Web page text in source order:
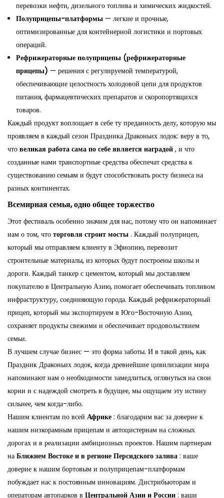
перевозки нефти, дизельного топлива и химических жидкостей.
Полуприцепы-платформы— легкие и прочные,
оптимизированные для контейнерной логистики и портовых
операций.
Рефрижераторные полуприцепы (рефрижераторные
прицепы) — решения с регулируемой температурой,
обеспечивающие целостность холодовой цепи для продуктов
питания, фармацевтических препаратов и скоропортящихся
товаров.
Каждый продукт воплощает в себе ту преданность делу, которую мы
проявляем в каждый сезон Праздника Драконьих лодок: веру в то,
что великая работа сама по себе является наградой , и что
созданные нами транспортные средства обеспечат средства к
существованию семьям и будут способствовать росту бизнеса на
разных континентах.
Всемирная семья, одно общее торжество
Этот фестиваль особенно значим для нас, потому что он напоминает
нам о том, что торговля строит мосты . Каждый полуприцеп,
который мы отправляем клиенту в Эфиопию, перевозит
строительные материалы, из которых будут построены школы и
дороги. Каждый танкер с цементом, который мы доставляем
покупателю в Центральную Азию, помогает обеспечивать топливом
инфраструктуру, соединяющую города. Каждый рефрижераторный
прицеп, который мы экспортируем в Юго-Восточную Азию,
сохраняет продукты свежими и обеспечивает продовольствием
семьи.
В лучшем случае бизнес — это форма заботы. И в такой день, как
Праздник Драконьих лодок, когда древнейшие цивилизации мира
напоминают нам о необходимости замедлиться, оглянуться на свои
корни и с надеждой смотреть в будущее, мы ощущаем эту истину
сильнее, чем когда-либо.
Нашим клиентам по всей Африке : благодарим вас за доверие к
нашим низкорамным прицепам и автоцистернам на сложных
дорогах и в реализации амбициозных проектов. Нашим партнерам
на Ближнем Востоке и в регионе Персидского залива : ваше
доверие к нашим бортовым и полуприцепам-платформам
побуждает нас к постоянным инновациям. Дистрибьюторам и
операторам автопарков в Центральной Азии и России : ваши